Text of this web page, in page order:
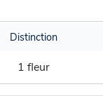
Distinction
1 fleur